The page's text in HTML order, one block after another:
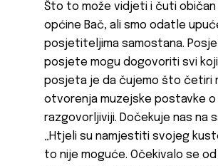
Što to može vidjeti i čuti
općine Bač, ali smo odatle
posjetiteljima samostana.
posjete mogu dogovoriti svi
posjeta je da čujemo što četiri
otvorenja muzejske postavke o
razgovorljiviji. Dočekuje nas na
„Htjeli su namjestiti svojeg
to nije moguće. Očekivalo se